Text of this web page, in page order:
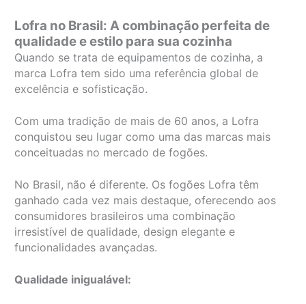
Lofra no Brasil: A combinação perfeita de
qualidade e estilo para sua cozinha
Quando se trata de equipamentos de cozinha, a
marca Lofra tem sido uma referência global de
excelência e sofisticação.
Com uma tradição de mais de 60 anos, a Lofra
conquistou seu lugar como uma das marcas mais
conceituadas no mercado de fogões.
No Brasil, não é diferente. Os fogões Lofra têm
ganhado cada vez mais destaque, oferecendo aos
consumidores brasileiros uma combinação
irresistível de qualidade, design elegante e
funcionalidades avançadas.
Qualidade inigualável: